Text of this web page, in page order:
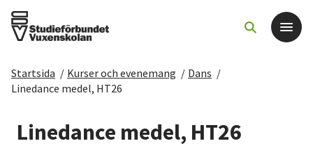
Det här gör vi
För dig som
Startsida / Kurser och evenemang / Dans /
Linedance medel, HT26
Linedance medel, HT26